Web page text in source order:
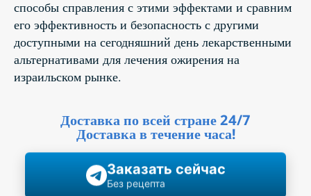
способы справления с этими эффектами и сравним
его эффективность и безопасность с другими
доступными на сегодняшний день лекарственными
альтернативами для лечения ожирения на
израильском рынке.
Доставка по всей стране 24/7
Доставка в течение часа!
Заказать сейчас
Без рецепта